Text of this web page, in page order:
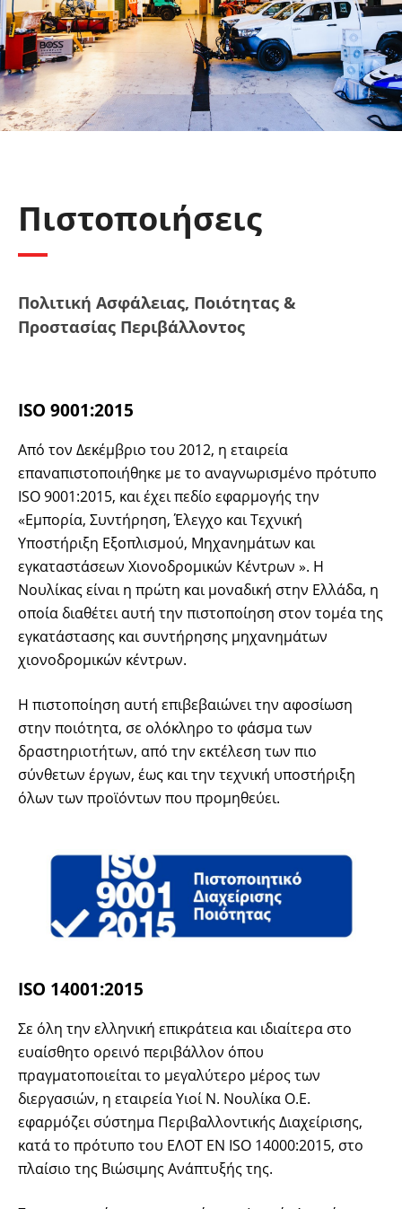
Πιστοποιήσεις
Πολιτική Ασφάλειας, Ποιότητας &
Προστασίας Περιβάλλοντος
ISO 9001:2015
Από τον Δεκέμβριο του 2012, η εταιρεία
επαναπιστοποιήθηκε με το αναγνωρισμένο πρότυπο
ISO 9001:2015, και έχει πεδίο εφαρμογής την
«Εμπορία, Συντήρηση, Έλεγχο και Τεχνική
Υποστήριξη Εξοπλισμού, Μηχανημάτων και
εγκαταστάσεων Χιονοδρομικών Κέντρων ». Η
Νουλίκας είναι η πρώτη και μοναδική στην Ελλάδα, η
οποία διαθέτει αυτή την πιστοποίηση στον τομέα της
εγκατάστασης και συντήρησης μηχανημάτων
χιονοδρομικών κέντρων.
Η πιστοποίηση αυτή επιβεβαιώνει την αφοσίωση
στην ποιότητα, σε ολόκληρο το φάσμα των
δραστηριοτήτων, από την εκτέλεση των πιο
σύνθετων έργων, έως και την τεχνική υποστήριξη
όλων των προϊόντων που προμηθεύει.
ISO 14001:2015
Σε όλη την ελληνική επικράτεια και ιδιαίτερα στο
ευαίσθητο ορεινό περιβάλλον όπου
πραγματοποιείται το μεγαλύτερο μέρος των
διεργασιών, η εταιρεία Υιοί Ν. Νουλίκα Ο.Ε.
εφαρμόζει σύστημα Περιβαλλοντικής Διαχείρισης,
κατά το πρότυπο του ΕΛΟΤ EN ISO 14000:2015, στο
πλαίσιο της Βιώσιμης Ανάπτυξής της.